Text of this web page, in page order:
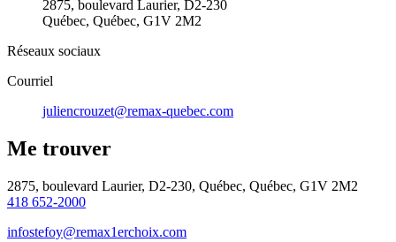
2875, boulevard Laurier, D2-230
Québec, Québec, G1V 2M2
Réseaux sociaux
Courriel
juliencrouzet@remax-quebec.com
Me trouver
2875, boulevard Laurier, D2-230, Québec, Québec, G1V 2M2
418 652-2000
infostefoy@remax1erchoix.com